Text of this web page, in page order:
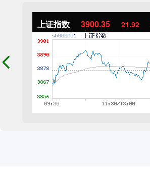
上证指数 3900.35 21.92